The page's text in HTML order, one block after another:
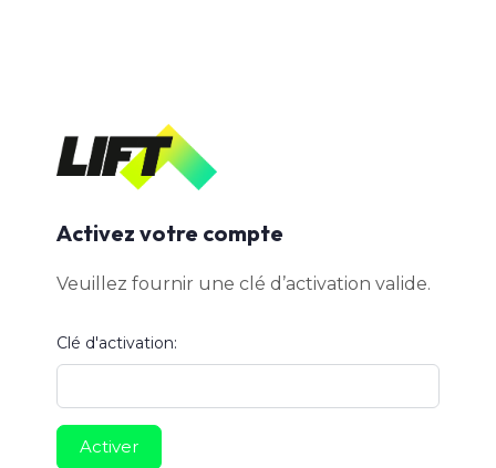
Activez votre compte
Veuillez fournir une clé d’activation valide.
Clé d'activation: